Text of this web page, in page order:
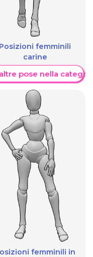
Posizioni femminili
carine
altre pose nella
femminili in